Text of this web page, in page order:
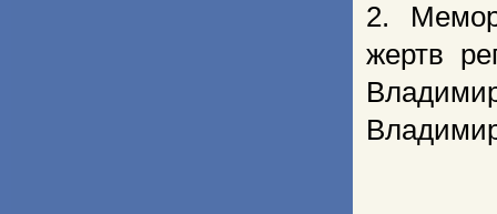
2.
жертв